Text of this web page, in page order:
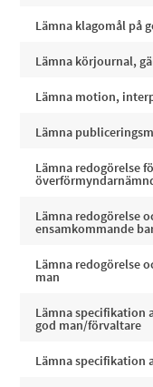
Lämna klagomål på
Lämna körjournal,
Lämna motion,
Lämna
Lämna redogörelse
Lämna redogörelse
ensamkommande
Lämna redogörelse
man
Lämna specifikation
god man/förvaltare
Lämna specifikation